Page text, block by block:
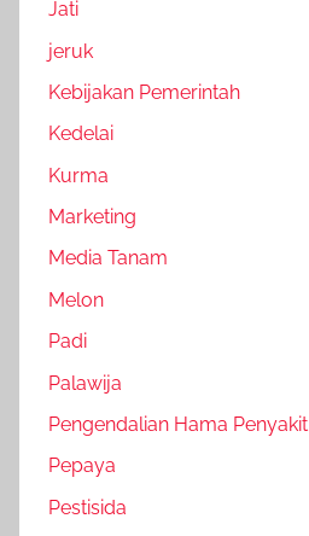
Jati
jeruk
Kebijakan Pemerintah
Kedelai
Kurma
Marketing
Media Tanam
Melon
Padi
Palawija
Pengendalian Hama Penyakit
Pepaya
Pestisida